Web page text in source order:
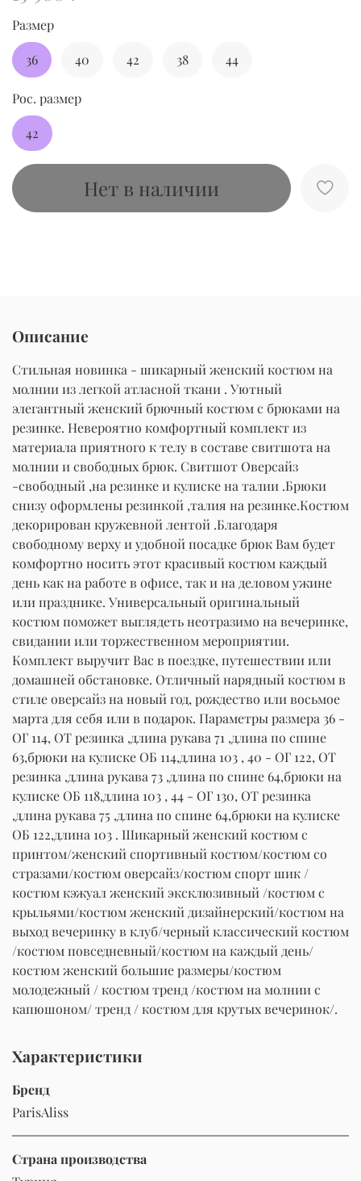
Нет в наличии
Размер
36 40 42 38 44
Рос. размер
42
Описание
Стильная новинка - шикарный женский костюм на
молнии из легкой атласной ткани . Уютный
элегантный женский брючный костюм с брюками на
резинке. Невероятно комфортный комплект из
материала приятного к телу в составе свитшота на
молнии и свободных брюк. Свитшот Оверсайз
-свободный ,на резинке и кулиске на талии .Брюки
снизу оформлены резинкой ,талия на резинке.Костюм
декорирован кружевной лентой .Благодаря
свободному верху и удобной посадке брюк Вам будет
комфортно носить этот красивый костюм каждый
день как на работе в офисе, так и на деловом ужине
или празднике. Универсальный оригинальный
костюм поможет выглядеть неотразимо на вечеринке,
свидании или торжественном мероприятии.
Комплект выручит Вас в поездке, путешествии или
домашней обстановке. Отличный нарядный костюм в
стиле оверсайз на новый год, рождество или восьмое
марта для себя или в подарок. Параметры размера 36 -
ОГ 114, ОТ резинка ,длина рукава 71 ,длина по спине
63,брюки на кулиске ОБ 114,длина 103 , 40 - ОГ 122, ОТ
резинка ,длина рукава 73 ,длина по спине 64,брюки на
кулиске ОБ 118,длина 103 , 44 - ОГ 130, ОТ резинка
,длина рукава 75 ,длина по спине 64,брюки на кулиске
ОБ 122,длина 103 . Шикарный женский костюм с
принтом/женский спортивный костюм/костюм со
стразами/костюм оверсайз/костюм спорт шик /
костюм кэжуал женский эксклюзивный /костюм с
крыльями/костюм женский дизайнерский/костюм на
выход вечеринку в клуб/черный классический костюм
/костюм повседневный/костюм на каждый день/
костюм женский большие размеры/костюм
молодежный / костюм тренд /костюм на молнии с
капюшоном/ тренд / костюм для крутых вечеринок/.
Характеристики
Бренд
ParisAliss
Страна производства